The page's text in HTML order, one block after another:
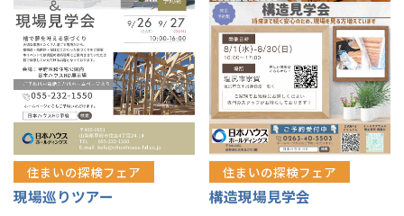
住まいの探検フェア
現場巡りツアー
住まいの探検フェア
構造現場見学会